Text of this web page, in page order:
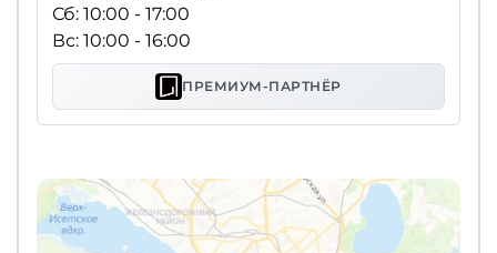
Сб: 10:00 - 17:00
Вс: 10:00 - 16:00
ПРЕМИУМ-ПАРТНЁР